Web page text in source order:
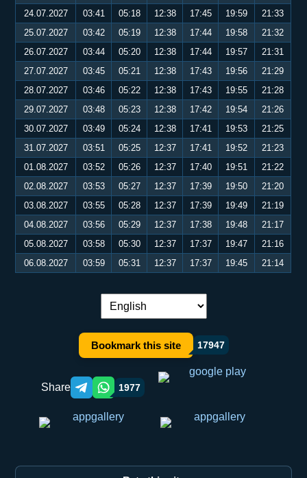
24.07.2027
03:41 05:18 12:38 17:45 19:59
21:33
25.07.2027
03:42 05:19 12:38 17:44 19:58
21:32
26.07.2027
03:44 05:20 12:38 17:44 19:57
21:31
27.07.2027
03:45 05:21 12:38 17:43 19:56
21:29
28.07.2027
03:46 05:22 12:38 17:43 19:55
21:28
29.07.2027
03:48 05:23 12:38 17:42 19:54
21:26
30.07.2027
03:49 05:24 12:38 17:41 19:53
21:25
31.07.2027
03:51 05:25 12:37 17:41 19:52
21:23
01.08.2027
03:52 05:26 12:37 17:40 19:51
21:22
02.08.2027
03:53 05:27 12:37 17:39 19:50
21:20
03.08.2027
03:55 05:28 12:37 17:39 19:49
21:19
04.08.2027
03:56 05:29 12:37 17:38 19:48
21:17
05.08.2027
03:58 05:30 12:37 17:37 19:47
21:16
06.08.2027
03:59 05:31 12:37 17:37 19:45 21:14
Language switch:
Bookmark this site 17947
Share Telegram orqali ulashish
WhatsApp orqali ulashish
1977